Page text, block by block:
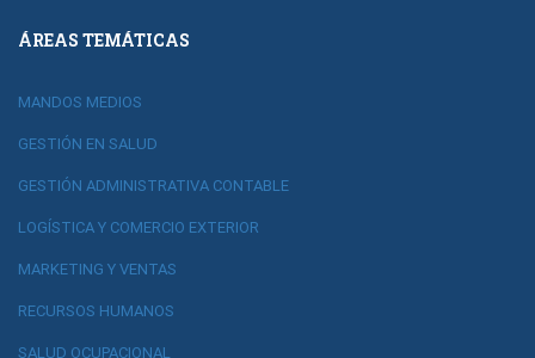
ÁREAS TEMÁTICAS
MANDOS MEDIOS
GESTIÓN EN SALUD
GESTIÓN ADMINISTRATIVA CONTABLE
LOGÍSTICA Y COMERCIO EXTERIOR
MARKETING Y VENTAS
RECURSOS HUMANOS
SALUD OCUPACIONAL